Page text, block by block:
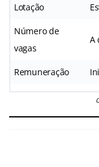
Lotação
Número de
vagas
A
Remuneração